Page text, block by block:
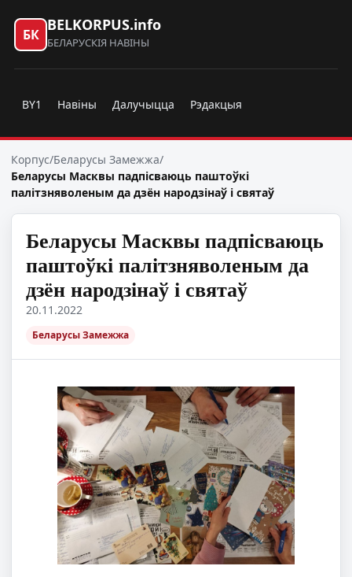
БК
BELKORPUS.info
БЕЛАРУСКІЯ НАВІНЫ
BY1 Навіны Далучыцца Рэдакцыя
Корпус/Беларусы Замежжа/
Беларусы Масквы падпісваюць паштоўкі
палітзняволеным да дзён народзінаў і святаў
Беларусы Масквы падпісваюць
паштоўкі палітзняволеным да
дзён народзінаў і святаў
20.11.2022
Беларусы Замежжа